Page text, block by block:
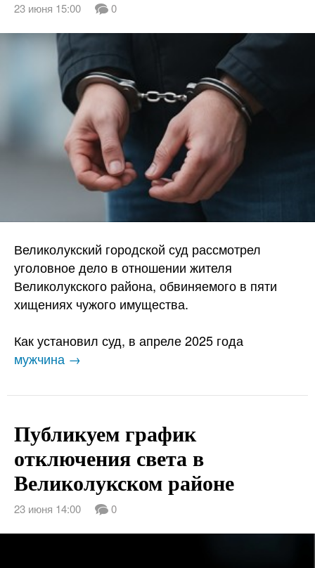
23 июня 15:00 0
Великолукский городской суд рассмотрел
уголовное дело в отношении жителя
Великолукского района, обвиняемого в пяти
хищениях чужого имущества.
Как установил суд, в апреле 2025 года
мужчина →
Публикуем график
отключения света в
Великолукском районе
23 июня 14:00 0